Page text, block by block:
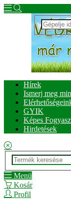
Hírek
Ismerj meg
GYIK
Képes
Hirdetések
Menü
Kosár
Profil